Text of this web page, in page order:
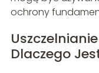
ochrony
Dlaczego